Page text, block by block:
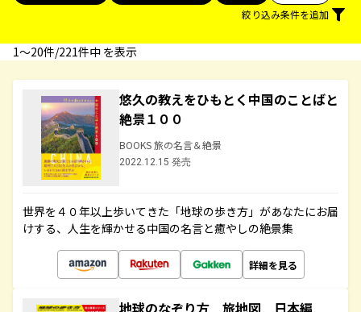
絞り込み条件を追加
1〜20件/221件中 を表示
悠久の教えをひもとく中国のことばと
絶景１００
BOOKS 旅の名言＆絶景
2022.12.15 発売
世界を４０年以上歩いてきた「地球の歩き方」があなたにお届
けする、人生を輝かせる中国の名言と癒やしの絶景集
詳細を見る
地球のなぞり方 旅地図 日本編